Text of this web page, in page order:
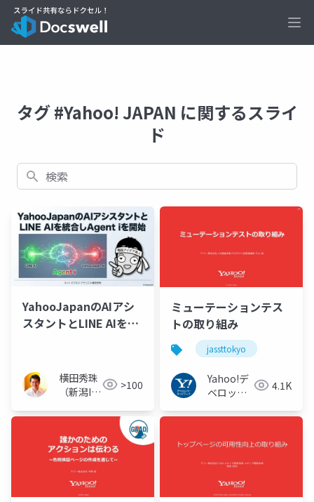
タグ #Yahoo! JAPAN に関するスライ
ド
検索
YahooJapanのAIアシ
スタントとLINE AIを統
横田秀珠
（新潟IT
タント）
>100
ミューテーションテス
トの取り組み
jassttokyo
Yahoo!デ
ベロッパ
ワーク
4.1K